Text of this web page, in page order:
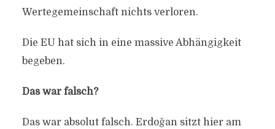
Wertegemeinschaft nichts verloren.
Die EU hat sich in eine massive Abhängigkeit
begeben.
Das war falsch?
Das war absolut falsch. Erdoğan sitzt hier am